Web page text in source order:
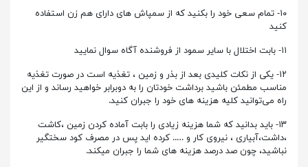
۱۰- تمام سعی خود را بکنید که از سمپاش های دارای هم زن استفاده
کنید
۱۱- بابت اختلال با سایر سمود از فروشنده آگاه سوال نمایید
۱۲- یکی از نکات کلیدی بعد از بذر و زمین ، تغذیه است در صورت تغذیه
مناسب مطمئن باشید برداشت خودتان را به دوبرابر خواهید رساند و از این
راه می‌توانید کلیه هزینه های خود را جبران کنید.
۱۳- باید بدانید که شما هزینه زیادی را بابت آماده کردن زمین ،کاشت
،داشت،آبیاری ، نیروی کار و ….. کرده اید پس در مصرف کود سختگیر
نباشید، چون صد درصد هزینه های شما را جبران میکند.